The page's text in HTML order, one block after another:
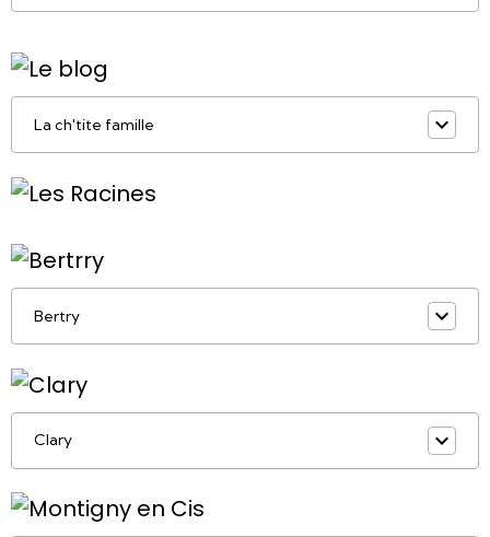
La ch'tite famille
Bertry
Clary